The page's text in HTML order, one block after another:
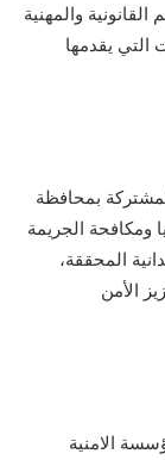
والمهنية
التي يقدمها
بمحافظة
ومكافحة الجريمة
المحققة،
الأمن
الامنية